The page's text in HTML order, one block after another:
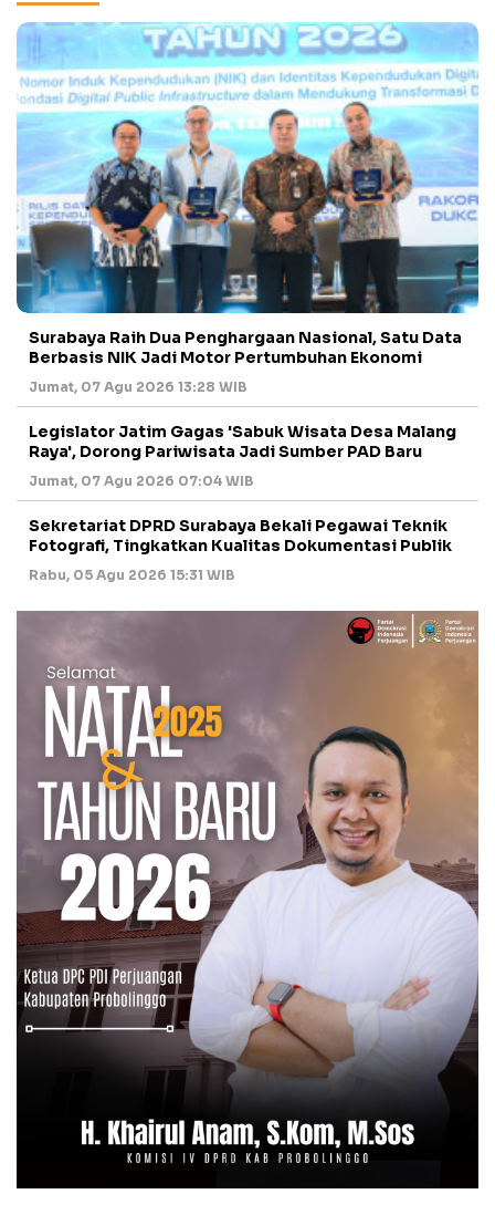
Surabaya Raih Dua Penghargaan Nasional, Satu Data
Berbasis NIK Jadi Motor Pertumbuhan Ekonomi
Jumat, 07 Agu 2026 13:28 WIB
Legislator Jatim Gagas 'Sabuk Wisata Desa Malang
Raya', Dorong Pariwisata Jadi Sumber PAD Baru
Jumat, 07 Agu 2026 07:04 WIB
Sekretariat DPRD Surabaya Bekali Pegawai Teknik
Fotografi, Tingkatkan Kualitas Dokumentasi Publik
Rabu, 05 Agu 2026 15:31 WIB